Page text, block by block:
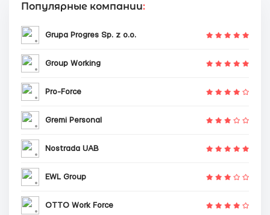
Популярные компании:
Grupa Progres Sp. z o.o.
Group Working
Pro-Force
Gremi Personal
Nostrada UAB
EWL Group
OTTO Work Force